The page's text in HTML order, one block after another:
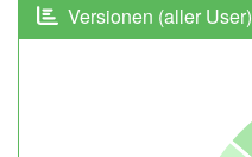
Versionen (aller User)